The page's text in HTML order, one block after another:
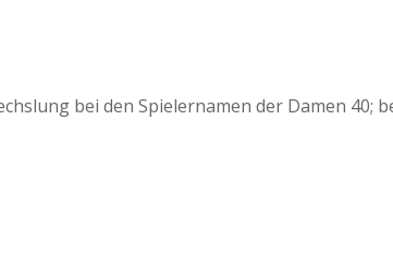
bei den Spielernamen der Damen 40;